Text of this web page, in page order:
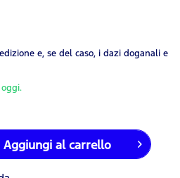
e, se del caso, i dazi doganali e
Aggiungi al carrello